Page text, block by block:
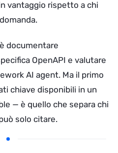
vantaggio rispetto a chi
documentare
OpenAPI e valutare
AI agent. Ma il primo
chiave disponibili in un
— è quello che separa chi
solo citare.